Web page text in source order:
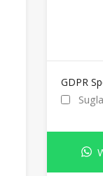
GDPR